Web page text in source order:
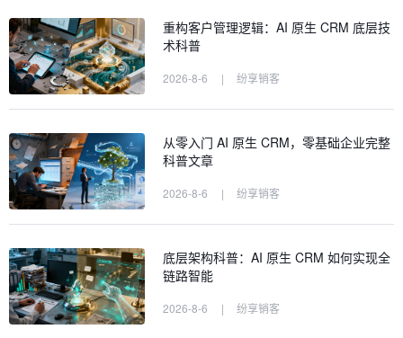
重构客户管理逻辑：AI 原生 CRM 底层技
术科普
2026-8-6 | 纷享销客
从零入门 AI 原生 CRM，零基础企业完整
科普文章
2026-8-6 | 纷享销客
底层架构科普：AI 原生 CRM 如何实现全
链路智能
2026-8-6 | 纷享销客